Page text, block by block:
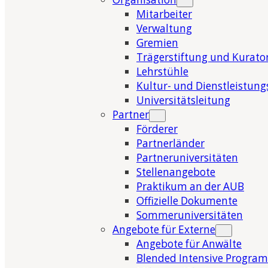
Mitarbeiter
Verwaltung
Gremien
Trägerstiftung und
Lehrstühle
Kultur- und
Universitätsleitung
Partner
Förderer
Partnerländer
Partneruniversitäten
Stellenangebote
Praktikum an der AUB
Offizielle Dokumente
Sommeruniversitäten
Angebote für Externe
Angebote für Anwälte
Blended Intensive Program